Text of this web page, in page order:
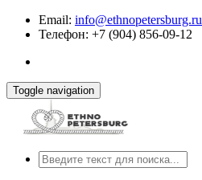
Email: info@ethnopetersburg.ru
Телефон: +7 (904) 856-09-12
Toggle navigation